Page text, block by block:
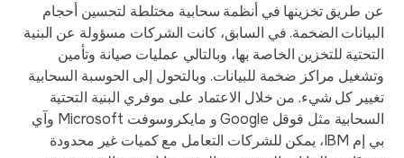
عن طريق تخزينها في أنظمة سحابية مختلطة لتحسين أحجام
البيانات الضخمة. في السابق، كانت الشركات مسؤولة عن البنية
التحتية للتخزين الخاصة بها، وبالتالي عمليات صيانة وتأمين
وتشغيل مراكز ضخمة للبيانات. وبالتحول إلى الحوسبة السحابية
تغيير كل شيء. من خلال الاعتماد على موفري البنية التحتية
السحابية مثل قوقل Google و مايكروسوفت Microsoft وآي
بي إم IBM، يمكن للشركات التعامل مع كميات غير محدودة